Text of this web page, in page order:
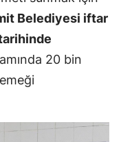
Belediyesi iftar
20 bin